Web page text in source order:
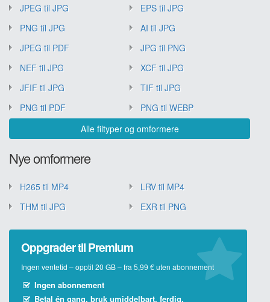
JPEG til JPG
EPS til JPG
PNG til JPG
AI til JPG
JPEG til PDF
JPG til PNG
NEF til JPG
XCF til JPG
JFIF til JPG
TIF til JPG
PNG til PDF
PNG til WEBP
Alle filtyper og omformere
Nye omformere
H265 til MP4
LRV til MP4
THM til JPG
EXR til PNG
Oppgrader til Premium
Ingen ventetid – opptil 20 GB – fra 5,99 € uten abonnement
Ingen abonnement
Betal én gang, bruk umiddelbart, ferdig.